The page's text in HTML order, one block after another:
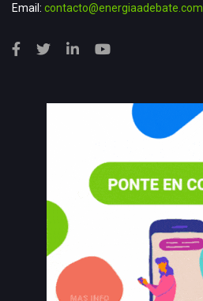
Email: contacto@energiaadebate.com